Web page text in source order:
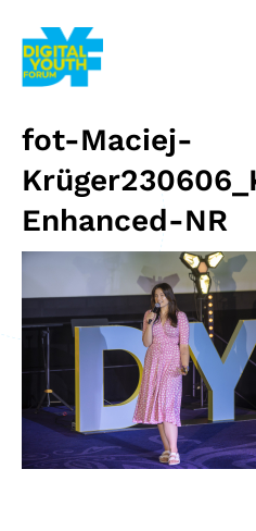
treści
fot-Maciej-
Enhanced-NR